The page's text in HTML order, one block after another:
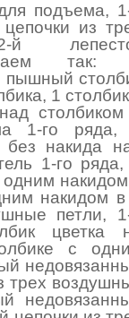
подъема,
из
й
так:
пышный
1
1-го ряда,
без накида
1-го
накидом
петли,
цветка
с
трех